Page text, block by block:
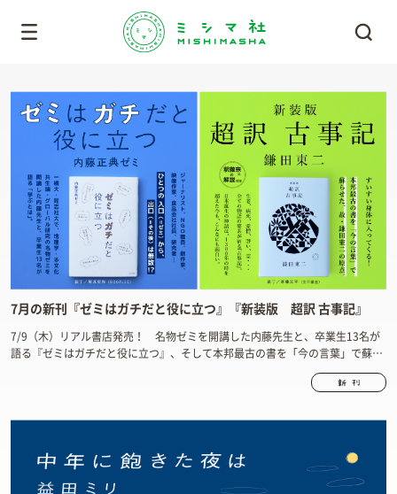
7月の新刊『ゼミはガチだと役に立つ』『新装版 超訳 古事記』
7/9（木）リアル書店発売！ 名物ゼミを開講した内藤先生と、卒業生13名が
語る『ゼミはガチだと役に立つ』、そして本邦最古の書を「今の言葉」で蘇ら